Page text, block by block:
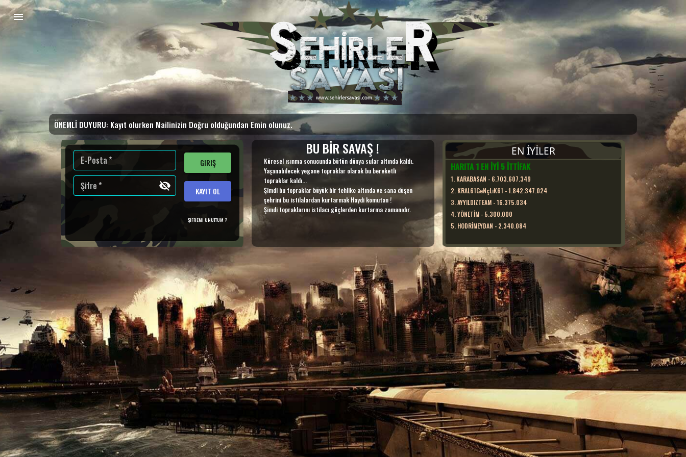
ÖNEMLİ DUYURU: Kayıt olurken Mailinizin Doğru olduğundan Emin olunuz.
E-Posta*
Şifre*
GIRIŞ
KAYIT OL
ŞIFREMI UNUTTUM ?
BU BİR SAVAŞ !
Küresel ısınma sonucunda bütün dünya sular altında kaldı.
Yaşanabilecek yegane topraklar olarak bu bereketli
topraklar kaldı...
Şimdi bu topraklar büyük bir tehlike altında ve sana düşen
şehrini bu istilalardan kurtarmak Haydi komutan !
Şimdi topraklarını istilacı güçlerden kurtarma zamanıdır.
EN İYİLER
HARITA 1 EN İYİ 5 İTTİFAK
1. KARABASAN - 6.703.607.349
2. KRAL61GeNçLiK61 -1.842.347.024
3. AYYILDIZTEAM-16.375.034
4. YÖNETİM- 5.300.000
5. HODRİMEYDAN - 2.340.084